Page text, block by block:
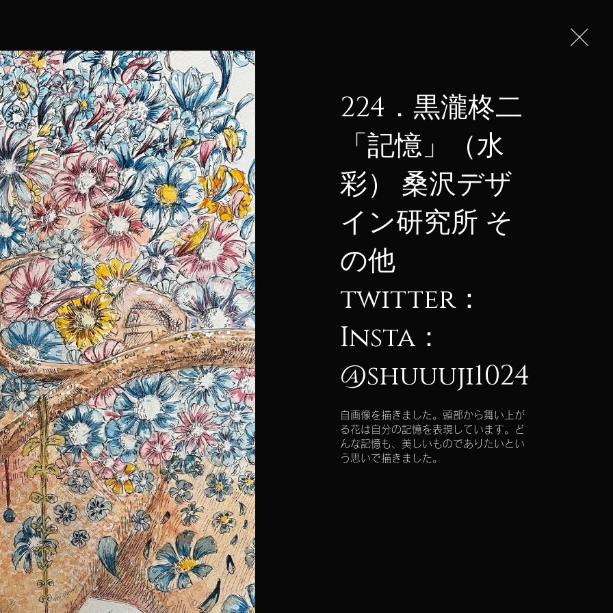
第３回全国オンラインアートフェス
224．黒瀧柊二
「記憶」（水
彩） 桑沢デザ
イン研究所 そ
の他
twitter：
Insta：
@shuuuji1024
自画像を描きました。頭部から舞い上が
る花は自分の記憶を表現しています。ど
んな記憶も、美しいものでありたいとい
う思いで描きました。
第６回
ンラインアートフェス
作品公開！！！
みんなでつくるアートフェス。
オンラインでできる作品発表会で、
全国の人とつながろう！
年2月1日（日）～3月2日（月）にかけて第6回大会の作品を募集しました。
2026年3月8日（日）にHPで作品を公開しました。
2026年3月23日（月）にHPで表彰作品（40点程度）を発表しました。
​素敵な作品の数々をご覧ください。
第6回作品はこちら！